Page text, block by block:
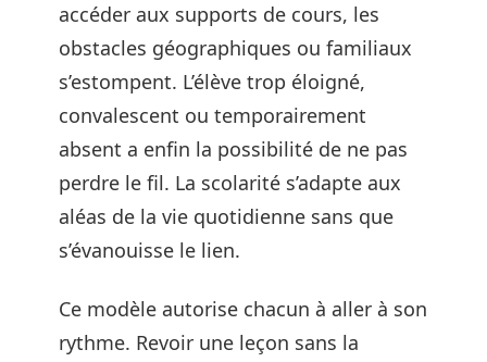
accéder aux supports de cours, les
obstacles géographiques ou familiaux
s’estompent. L’élève trop éloigné,
convalescent ou temporairement
absent a enfin la possibilité de ne pas
perdre le fil. La scolarité s’adapte aux
aléas de la vie quotidienne sans que
s’évanouisse le lien.
Ce modèle autorise chacun à aller à son
rythme. Revoir une leçon sans la